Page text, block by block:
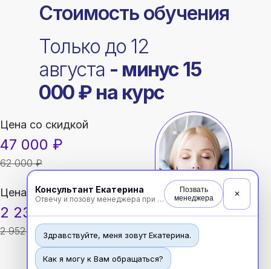
Консультант Екатерина
Отвечу и позову менеджера при необходимости
Позвать
менеджера
✕
Здравствуйте, меня зовут Екатерина.
Как я могу к Вам обращаться?
Только до 12
августа - минус 15
000 ₽ на курс
До 12 августа оформите заявку
Стоимость обучения
Цена в рассрочку:
2 238 ₽/месяц
2 952 ₽
62 000 ₽
47 000 ₽
Цена со скидкой